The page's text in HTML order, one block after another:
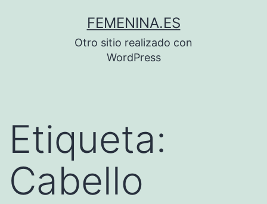
FEMENINA.ES
Otro sitio realizado con
WordPress
Etiqueta:
Cabello